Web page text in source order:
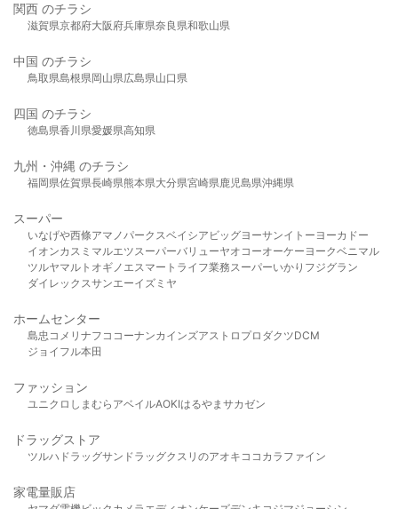
関西 のチラシ
滋賀県京都府大阪府兵庫県奈良県和歌山県
中国 のチラシ
鳥取県島根県岡山県広島県山口県
四国 のチラシ
徳島県香川県愛媛県高知県
九州・沖縄 のチラシ
福岡県佐賀県長崎県熊本県大分県宮崎県鹿児島県沖縄県
スーパー
いなげや西條アマノパークスベイシア ビッグヨーサンイトーヨーカドー
イオンカスミ マルエツスーパーバリューヤオコーオーケー ヨークベニマル
ツルヤマルト オギノ エスマート ライフ業務スーパーいかり フジグラン
ダイレックスサンエーイズミヤ
ホームセンター
島忠 コメリ ナフコ コーナンカインズアストロプロダクツDCM
ジョイフル本田
ファッション
ユニクロ しまむら アベイルAOKIはるやま サカゼン
ドラッグストア
ツルハドラッグサンドラッグクスリのアオキ ココカラファイン
家電量販店